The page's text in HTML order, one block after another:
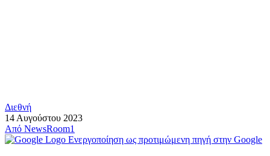
Διεθνή
14 Αυγούστου 2023
Από NewsRoom1
Ενεργοποίηση ως προτιμώμενη πηγή στην Google